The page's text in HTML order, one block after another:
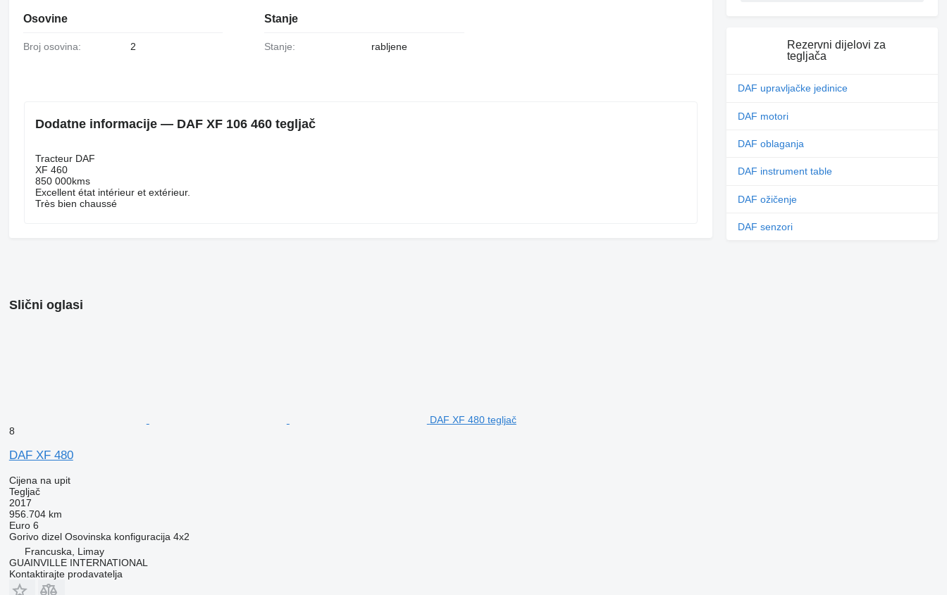
Osovine
Broj osovina: 2
Stanje
Stanje: rabljene
Dodatne informacije — DAF XF 106 460 tegljač
Tracteur DAF
XF 460
850 000kms
Excellent état intérieur et extérieur.
Très bien chaussé
Rezervni dijelovi za
tegljača
DAF upravljačke jedinice
DAF motori
DAF oblaganja
DAF instrument table
DAF ožičenje
DAF senzori
Slični oglasi
DAF XF 480 tegljač
8
DAF XF 480
Cijena na upit
Tegljač
2017
956.704 km
Euro 6
Gorivo dizel Osovinska konfiguracija 4x2
Francuska, Limay
GUAINVILLE INTERNATIONAL
Kontaktirajte prodavatelja